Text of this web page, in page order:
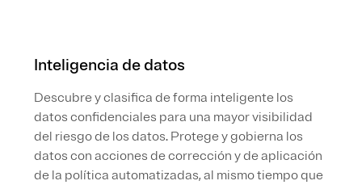
Inteligencia de datos
Descubre y clasifica de forma inteligente los
datos confidenciales para una mayor visibilidad
del riesgo de los datos. Protege y gobierna los
datos con acciones de corrección y de aplicación
de la política automatizadas, al mismo tiempo que